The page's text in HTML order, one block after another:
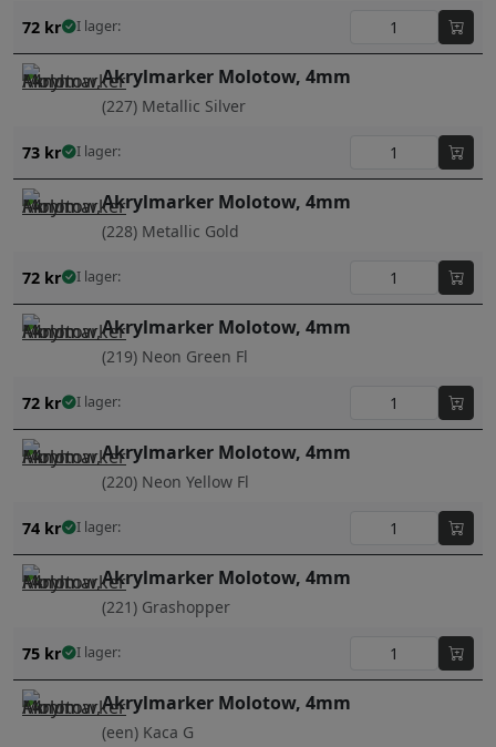
72 kr I lager:
Akrylmarker Molotow, 4mm
(227) Metallic Silver
73 kr I lager:
Akrylmarker Molotow, 4mm
(228) Metallic Gold
72 kr I lager:
Akrylmarker Molotow, 4mm
(219) Neon Green Fl
72 kr I lager:
Akrylmarker Molotow, 4mm
(220) Neon Yellow Fl
74 kr I lager:
Akrylmarker Molotow, 4mm
(221) Grashopper
75 kr I lager:
Akrylmarker Molotow, 4mm
(een) Kaca G